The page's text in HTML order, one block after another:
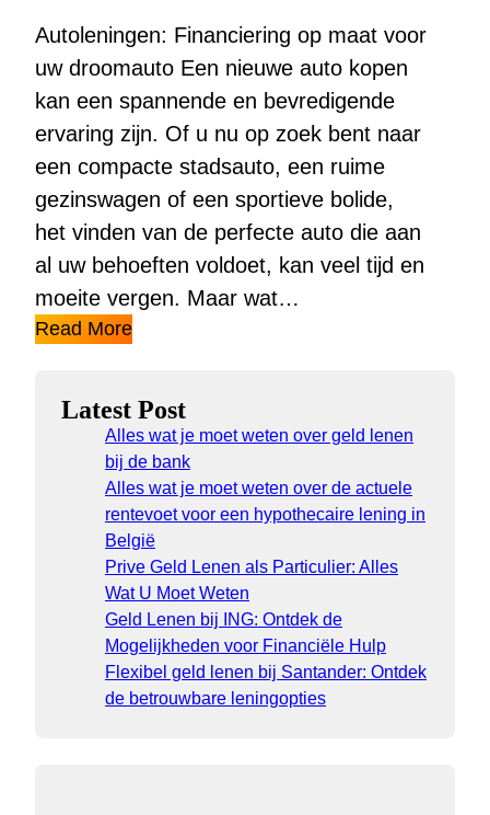
Autoleningen: Financiering op maat voor
uw droomauto Een nieuwe auto kopen
kan een spannende en bevredigende
ervaring zijn. Of u nu op zoek bent naar
een compacte stadsauto, een ruime
gezinswagen of een sportieve bolide,
het vinden van de perfecte auto die aan
al uw behoeften voldoet, kan veel tijd en
moeite vergen. Maar wat…
Read More
Latest Post
Alles wat je moet weten over geld lenen
bij de bank
Alles wat je moet weten over de actuele
rentevoet voor een hypothecaire lening in
België
Prive Geld Lenen als Particulier: Alles
Wat U Moet Weten
Geld Lenen bij ING: Ontdek de
Mogelijkheden voor Financiële Hulp
Flexibel geld lenen bij Santander: Ontdek
de betrouwbare leningopties